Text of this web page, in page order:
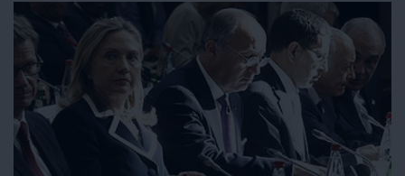
interrogações se levantam em torno do falecimento
deste mercenário referenciado pelas suas ligações a
serviços secretos, designadamente o MI6 britânico, e
grupos terroristas.